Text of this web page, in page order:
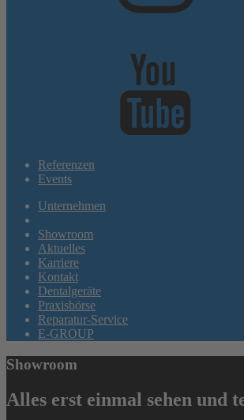
Referenzen
Events
Unternehmen
Showroom
Aktuelles
Karriere
Kontakt
Dentalgeräte
Praxisbörse
Reparatur-Service
E-GROUP
Showroom
Alles erst einmal sehen und